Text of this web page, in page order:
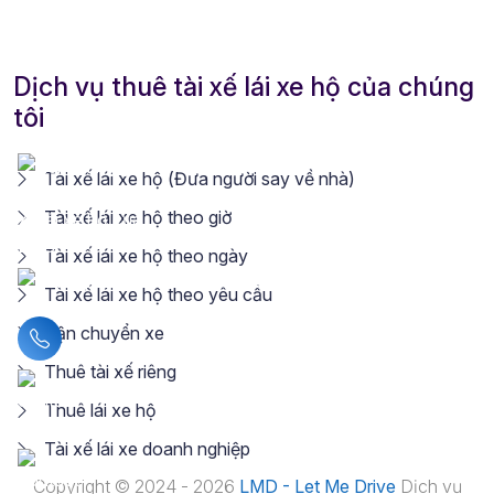
Dịch vụ thuê tài xế lái xe hộ của chúng
tôi
Tài xế lái xe hộ (Đưa người say về nhà)
Tài xế lái xe hộ theo giờ
Tài xế lái xe hộ theo ngày
Tài xế lái xe hộ theo yêu cầu
Vận chuyển xe
Thuê tài xế riêng
Thuê lái xe hộ
Tài xế lái xe doanh nghiệp
Copyright © 2024 - 2026 LMD - Let Me Drive Dịch vụ
Liên hệ hotline